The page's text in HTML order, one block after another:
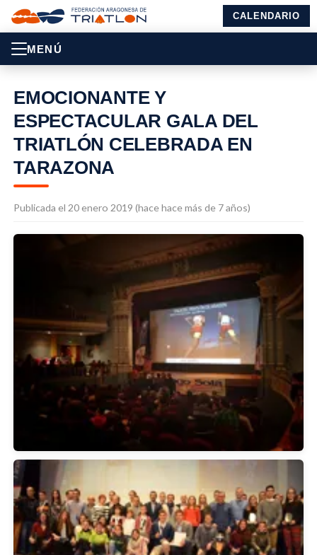
CALENDARIO
MENÚ
EMOCIONANTE Y
ESPECTACULAR GALA DEL
TRIATLÓN CELEBRADA EN
TARAZONA
Publicada el 20 enero 2019 (hace hace más de 7 años)